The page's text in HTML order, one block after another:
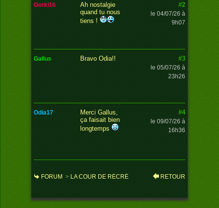
gorki16
Ah nostalgie
quand tu nous
tiens !
#2
le 04/07/26 à
9h07
gallus Bravo Odia!! #3
le 05/07/26 à
23h26
odia17
Merci Gallus,
ça faisait bien
longtemps
#4
le 09/07/26 à
16h36
FORUM > LA COUR DE RÉCRÉ
RETOUR